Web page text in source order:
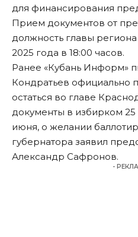
для финансирования
Прием документов от
должность главы
2025 года в 18:00 часов.
Ранее «Кубань Информ»
Кондратьев официально
остаться во главе
документы в избирком 25
июня, о желании
губернатора заявил
Александр Сафронов.
-